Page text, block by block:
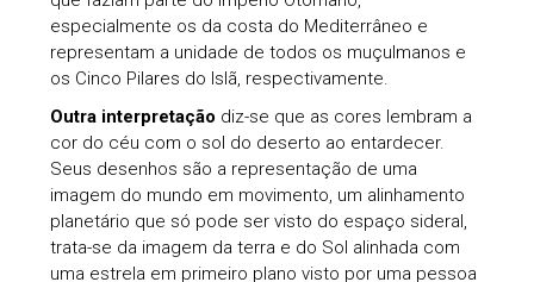
especialmente os da costa do Mediterrâneo e
representam a unidade de todos os muçulmanos e
os Cinco Pilares do Islã, respectivamente.
Outra interpretação diz-se que as cores lembram a
cor do céu com o sol do deserto ao entardecer.
Seus desenhos são a representação de uma
imagem do mundo em movimento, um alinhamento
planetário que só pode ser visto do espaço sideral,
trata-se da imagem da terra e do Sol alinhada com
uma estrela em primeiro plano visto por uma pessoa